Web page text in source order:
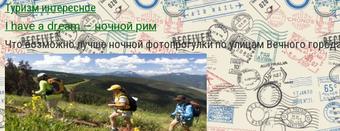
Туризм интересное
I have a dream — ночной рим
Что возможно лучше ночной фотопрогулки по улицам Вечного